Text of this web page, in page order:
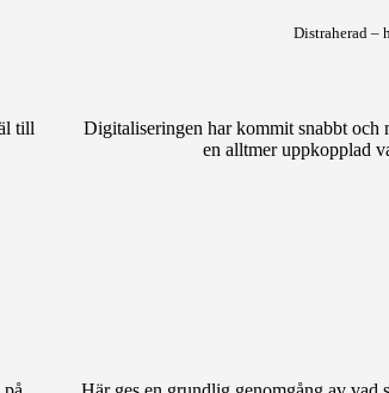
till
Distraherad –
Digitaliseringen har kommit snabbt och
en alltmer uppkopplad